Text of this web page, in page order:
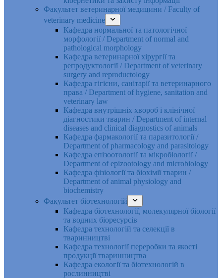
Факультет ветеринарної медицини / Faculty of
veterinary medicine
Кафедра нормальної та патологічної
морфології / Department of normal and
pathological morphology
Кафедра ветеринарної хірургії та
репродуктології / Department of veterinary
surgery and reproductology
Кафедра гігієни, санітарії та ветеринарного
права / Department of hygiene, sanitation and
veterinary law
Кафедра внутрішніх хвороб і клінічної
діагностики тварин / Department of internal
diseases and clinical diagnostics of animals
Кафедра фармакології та паразитології /
Department of pharmacology and parasitology
Кафедра епізоотології та мікробіології /
Department of epizootology and microbiology
Кафедра фізіології та біохімії тварин /
Department of animal physiology and
biochemistry
Факультет біотехнологій
Кафедра біотехнології, молекулярної біології
та водних біоресурсів
Кафедра технологій та селекції в
тваринництві
Кафедра технології переробки та якості
продукції тваринництва
Кафедра екології та біотехнологій в
рослинництві